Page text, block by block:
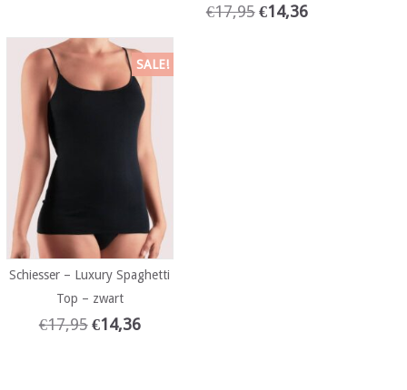
€17,95 €14,36
SALE!
Schiesser – Luxury Spaghetti
Top – zwart
€17,95 €14,36